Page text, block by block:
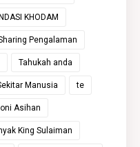
KHODAM
Pengalaman
Tahukah anda
Manusia te
Asihan
King Sulaiman